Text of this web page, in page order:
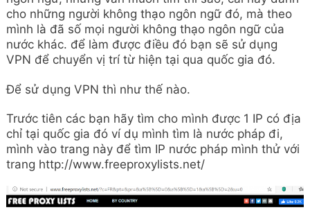
cho những người không thạo ngôn ngữ đó, mà theo
mình là đã số mọi người không thạo ngôn ngữ của
nước khác. để làm được điều đó bạn sẽ sử dụng
VPN để chuyển vị trí từ hiện tại qua quốc gia đó.
Để sử dụng VPN thì như thế nào.
Trước tiên các bạn hãy tìm cho mình được 1 IP có địa
chỉ tại quốc gia đó ví dụ mình tìm là nước pháp đi,
mình vào trang này để tìm IP nước pháp mình thử với
trang http://www.freeproxylists.net/